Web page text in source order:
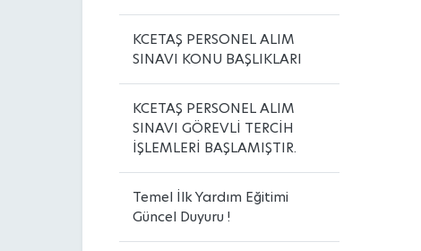
KCETAŞ PERSONEL ALIM
SINAVI KONU BAŞLIKLARI
KCETAŞ PERSONEL ALIM
SINAVI GÖREVLİ TERCİH
İŞLEMLERİ BAŞLAMIŞTIR.
Temel İlk Yardım Eğitimi
Güncel Duyuru !